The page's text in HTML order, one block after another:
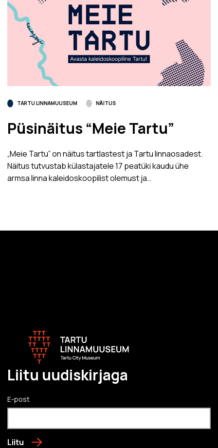
TARTU LINNAMUUSEUM NÄITUS
Püsinäitus “Meie Tartu”
„Meie Tartu” on näitus tartlastest ja Tartu linnaosadest.
Näitus tutvustab külastajatele 17 peatüki kaudu ühe
armsa linna kaleidoskoopilist olemust ja…
Liitu uudiskirjaga
E-post
Liitu